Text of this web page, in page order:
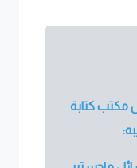
مكتب كتابة